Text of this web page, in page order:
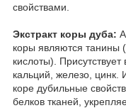
свойствами.
Экстракт коры дуба:
коры являются танины
кислоты).
кальций, железо, цинк.
коре дубильные
белков тканей,